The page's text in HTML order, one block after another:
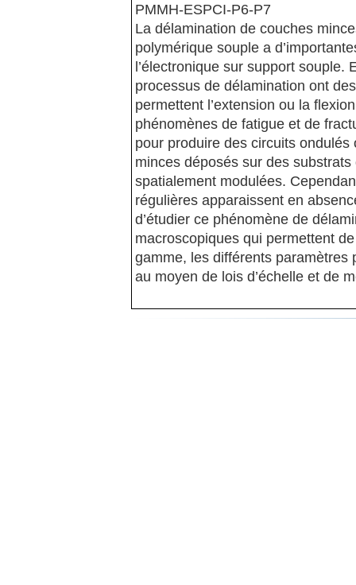
PMMH-ESPCI-P6-P7
La délamination de couches
polymérique souple a
l’électronique sur support
processus de délamination ont
permettent l’extension ou la
phénomènes de fatigue et de
pour produire des circuits
minces déposés sur des
spatialement modulées.
régulières apparaissent en
d’étudier ce phénomène de
macroscopiques qui permettent
gamme, les différents paramètres
au moyen de lois d’échelle et de